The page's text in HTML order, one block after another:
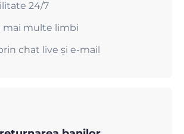
24/7
mai multe limbi
chat live și e-mail